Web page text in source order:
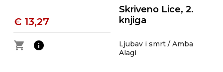
€ 13,27
shopping_cart
info
Skriveno Lice, 2.
knjiga
Ljubav i smrt / Amba
Alagi